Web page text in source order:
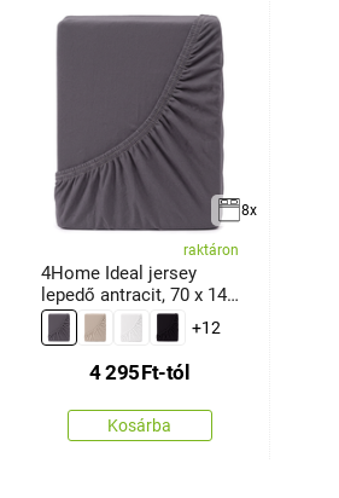
8x
raktáron
4Home Ideal jersey
lepedő antracit, 70 x 140
cm
+12
4 295Ft-tól
Kosárba